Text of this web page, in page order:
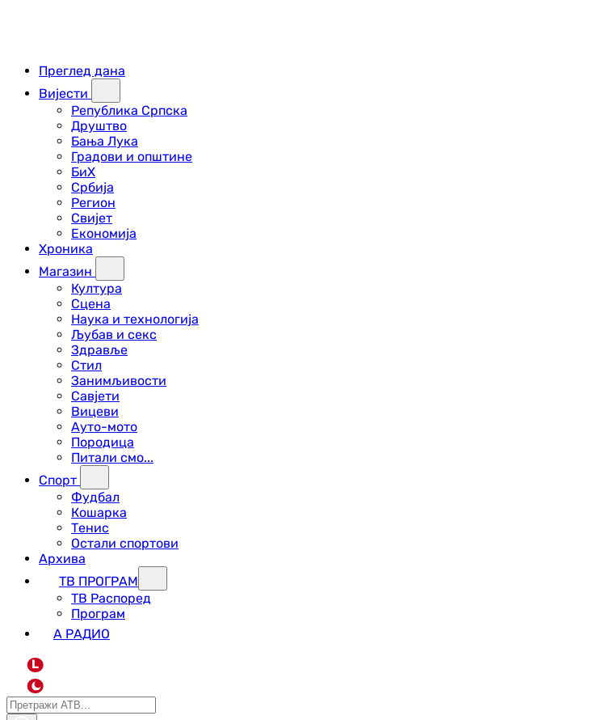
Преглед дана
Вијести
Република Српска
Друштво
Бања Лука
Градови и општине
БиХ
Србија
Регион
Свијет
Економија
Хроника
Магазин
Култура
Сцена
Наука и технологија
Љубав и секс
Здравље
Стил
Занимљивости
Савјети
Вицеви
Ауто-мото
Породица
Питали смо...
Спорт
Фудбал
Кошарка
Тенис
Остали спортови
Архива
ТВ ПРОГРАМ
ТВ Распоред
Програм
А РАДИО
L